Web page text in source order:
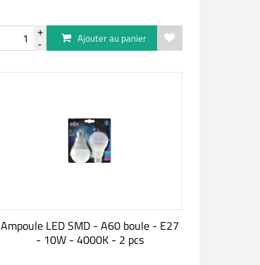
Ajouter au panier
Ampoule LED SMD - A60 boule - E27
- 10W - 4000K - 2 pcs